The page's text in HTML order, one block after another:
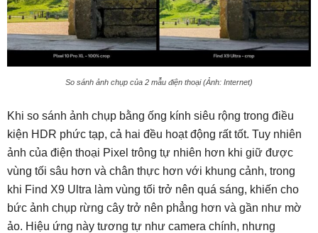
So sánh ảnh chụp của 2 mẫu điện thoại (Ảnh: Internet)
Khi so sánh ảnh chụp bằng ống kính siêu rộng trong điều
kiện HDR phức tạp, cả hai đều hoạt động rất tốt. Tuy nhiên
ảnh của điện thoại Pixel trông tự nhiên hơn khi giữ được
vùng tối sâu hơn và chân thực hơn với khung cảnh, trong
khi Find X9 Ultra làm vùng tối trở nên quá sáng, khiến cho
bức ảnh chụp rừng cây trở nên phẳng hơn và gần như mờ
ảo. Hiệu ứng này tương tự như camera chính, nhưng